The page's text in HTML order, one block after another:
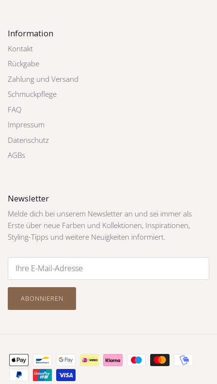
Information
Kontakt
Rückgabe
Zahlung und Versand
Schmuckpflege
FAQ
Impressum
Datenschutz
AGBs
Newsletter
Melde dich bei unserem Newsletter an und sei immer als
Erste über neue Farben und Kollektionen, Inspirationen,
Styling-Tipps und weitere Neuigkeiten informiert.
ABONNIEREN